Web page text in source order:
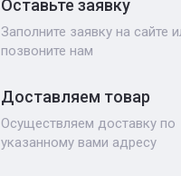
Оставьте заявку
Заполните заявку на сайте
позвоните нам
Доставляем товар
Осуществляем доставку по
указанному вами адресу